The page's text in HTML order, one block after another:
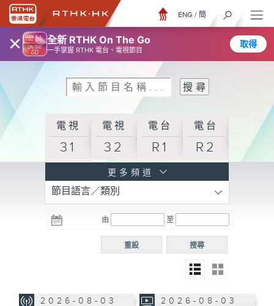
× 全新 RTHK On The Go
一手掌握 RTHK 電台、電視節目
取得
ENG / 簡
電視
31
電視
32
電台
R1
電台
R2
R3
電台 電台
R5
電台
普通
更多頻道
節目語言／類別
由 至
搜尋
重設
2026-08-03 2026-08-03